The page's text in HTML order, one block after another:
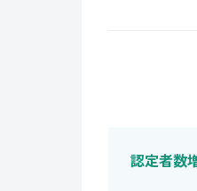
認定者数